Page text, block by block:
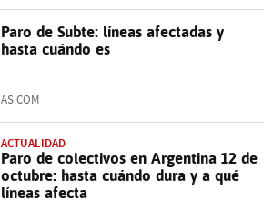
Paro de Subte: líneas afectadas y
hasta cuándo es
AS.COM
ACTUALIDAD
Paro de colectivos en Argentina 12 de
octubre: hasta cuándo dura y a qué
líneas afecta